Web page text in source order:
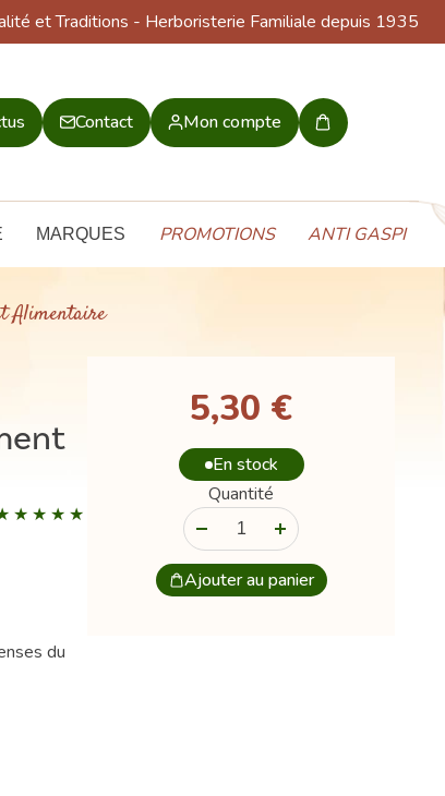
et Traditions - Herboristerie Familiale depuis 1935
Contact Mon compte
Mon
MARQUES PROMOTIONS ANTI GASPI
Alimentaire
du
5,30 €
En stock
Quantité
Ajouter au panier